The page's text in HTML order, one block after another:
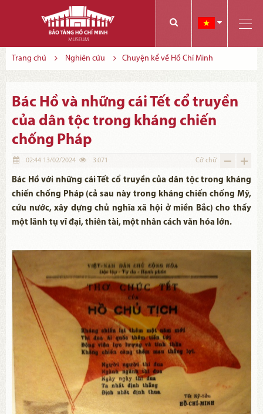
Trang chủ Nghiên cứu Chuyện kể về Hồ Chí Minh
Bác Hồ và những cái Tết cổ truyền
của dân tộc trong kháng chiến
chống Pháp
02:44 13/02/2024 3.071 Cỡ chữ
Bác Hồ với những cái Tết cổ truyền của dân tộc trong kháng
chiến chống Pháp (cả sau này trong kháng chiến chống Mỹ,
cứu nước, xây dựng chủ nghĩa xã hội ở miền Bắc) cho thấy
một lãnh tụ vĩ đại, thiên tài, một nhân cách văn hóa lớn.